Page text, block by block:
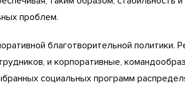
проблем.
благотворительной политики.
и корпоративные,
социальных программ